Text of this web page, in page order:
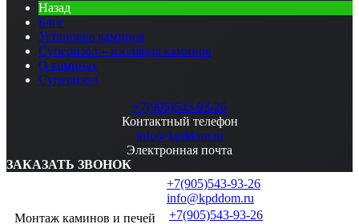
Назад
Блог
Установка каминов
Суперизол – изоляция каминов
О каминах
Суперизол
+7(905)543-93-26
Контактный телефон
info@kpddom.ru
Электронная почта
ЗАКАЗАТЬ ЗВОНОК
Монтаж каминов и печей
+7(905)543-93-26
info@kpddom.ru
+7(905)543-93-26